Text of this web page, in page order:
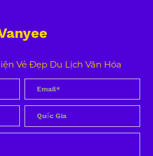
Vẻ Đẹp Du Lịch Văn Hóa